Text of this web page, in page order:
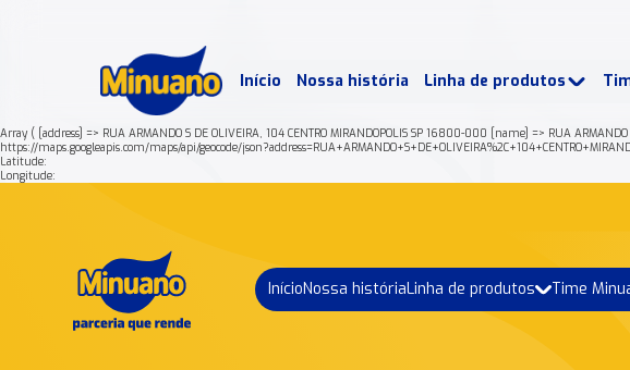
Início Nossa história Linha de produtos
Array ( [address] => RUA ARMANDO S DE OLIVEIRA, 104 CENTRO MIRANDOPOLIS SP 16800-000 [name] => RUA
https://maps.googleapis.com/maps/api/geocode/
Latitude:
Longitude:
InícioNossa históriaLinha de produtos Time